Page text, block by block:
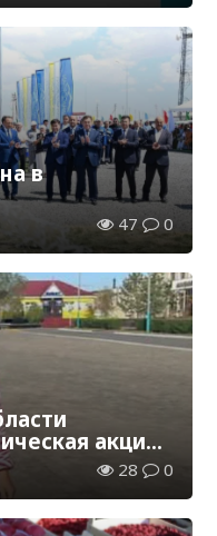
в
станция47 0
акция
28 0